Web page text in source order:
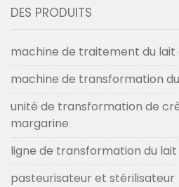
DES PRODUITS
machine de traitement du lait
machine de transformation
unité de transformation de
margarine
ligne de transformation du
pasteurisateur et stérilisateur